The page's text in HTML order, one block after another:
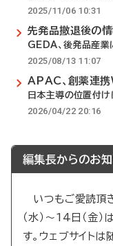
2025/11/06 10:31
先発品撤退後の情
GEDA、後発品産業
2025/08/13 11:07
APAC、創薬連
日本主導の位置付け
2026/04/22 20:16
編集長からのお
いつもご愛読頂
（水）～14日（金
す。ウェブサイトは